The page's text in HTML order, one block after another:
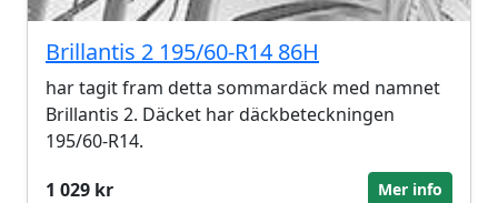
Brillantis 2 195/60-R14 86H
har tagit fram detta sommardäck med namnet
Brillantis 2. Däcket har däckbeteckningen
195/60-R14.
1 029 kr
Mer info